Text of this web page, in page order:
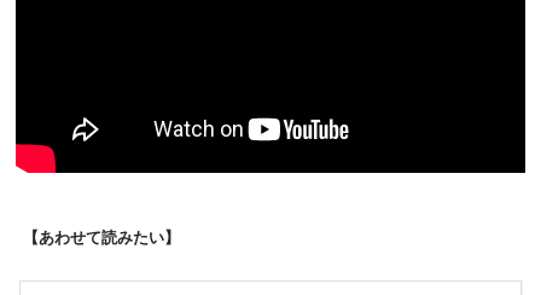
【あわせて読みたい】